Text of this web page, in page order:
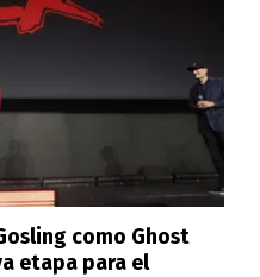
como Ghost
etapa para el